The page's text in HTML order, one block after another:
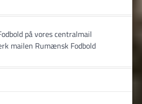
på vores centralmail
mailen Rumænsk Fodbold